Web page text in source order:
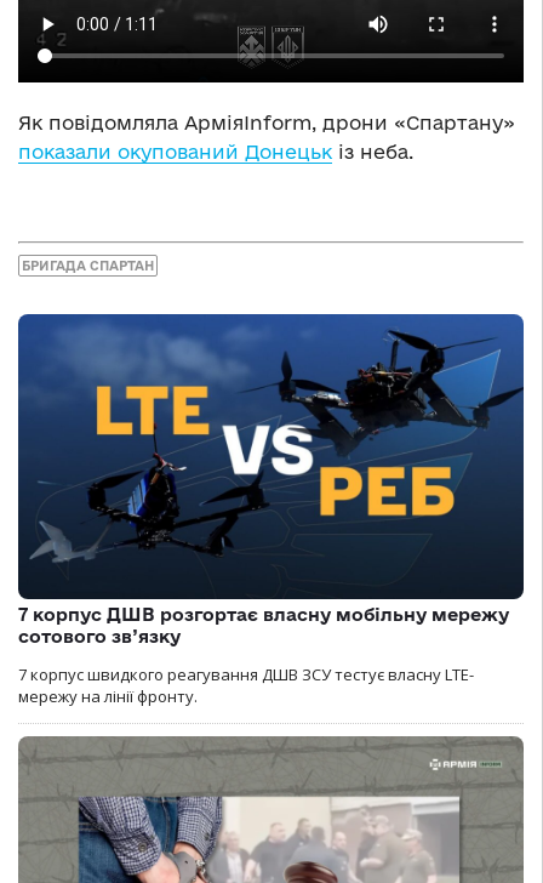
Як повідомляла АрміяInform, дрони «Спартану»
показали окупований Донецьк із неба.
БРИГАДА СПАРТАН
7 корпус ДШВ розгортає власну мобільну мережу
сотового зв’язку
7 корпус швидкого реагування ДШВ ЗСУ тестує власну LTE-
мережу на лінії фронту.